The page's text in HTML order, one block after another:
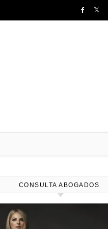
CONSULTA ABOGADOS